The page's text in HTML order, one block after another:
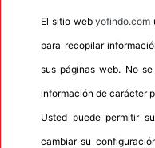
Calidad
P.O.R.
Oportunidad
El sitio webyofindo.com
para recopilar
sus páginas web. No
información de carácter
Usted puede permitir
cambiar su